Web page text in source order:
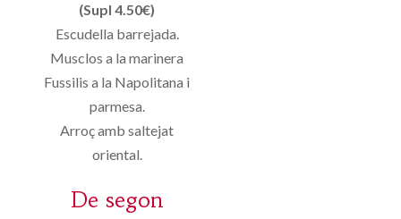
(Supl 4.50€)
Escudella barrejada.
Musclos a la marinera
Fussilis a la Napolitana i
parmesa.
Arroç amb saltejat
oriental.
De segon